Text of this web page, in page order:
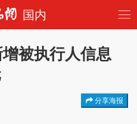
国内
被执行人信息
分享海报